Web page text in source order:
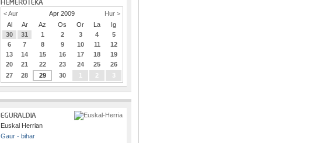
< Aur Apr 2009
Hur >
Al
Ar Az Os Or La
Ig
30
31 1 2 3 4
5
6
7 8 9 10 11
12
13
14 15 16 17 18
19
20
21 22 23 24 25
26
27
28 29 30 1 2 3
Euskal Herrian
Gaur - bihar